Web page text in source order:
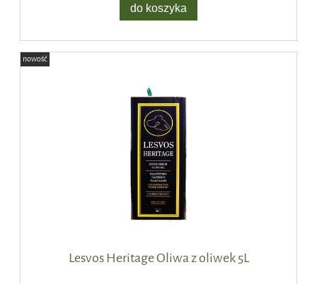
do koszyka
Lesvos Heritage Oliwa z oliwek 5L
nowość